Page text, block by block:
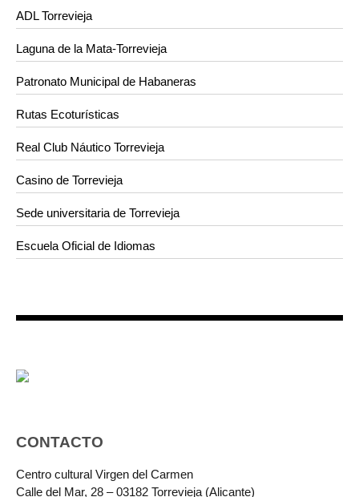
ADL Torrevieja
Laguna de la Mata-Torrevieja
Patronato Municipal de Habaneras
Rutas Ecoturísticas
Real Club Náutico Torrevieja
Casino de Torrevieja
Sede universitaria de Torrevieja
Escuela Oficial de Idiomas
CONTACTO
Centro cultural Virgen del Carmen
Calle del Mar, 28 – 03182 Torrevieja (Alicante)